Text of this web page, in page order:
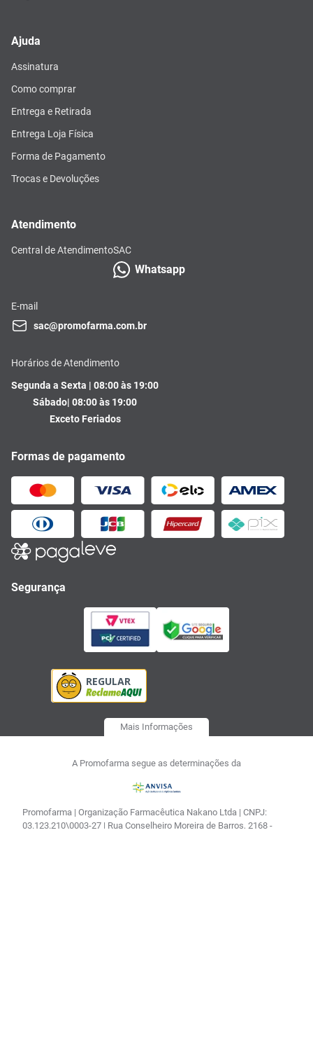
juros
Ajuda
Assinatura
Como comprar
Entrega e Retirada
Entrega Loja Física
Forma de Pagamento
Trocas e Devoluções
Atendimento
Central de AtendimentoSAC
Whatsapp
E-mail
sac@promofarma.com.br
Horários de Atendimento
Segunda a Sexta | 08:00 às 19:00
Sábado| 08:00 às 19:00
Exceto Feriados
Formas de pagamento
Segurança
Mais Informações
A Promofarma segue as determinações da
Promofarma | Organização Farmacêutica Nakano Ltda | CNPJ:
03.123.210\0003-27 | Rua Conselheiro Moreira de Barros, 2168 -